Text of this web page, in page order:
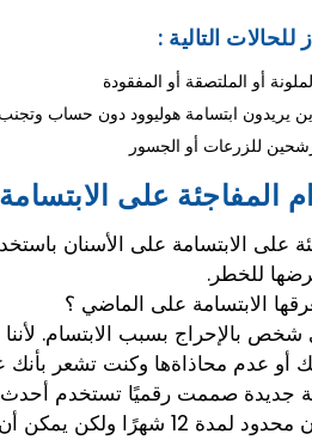
التالية :
أو اﻟﻤﻠﺘﺼﻘﺔ أو اﻟﻤﻔﻘﻮدة
يريدون ابتسامة هوليوود دون حساب
للزرعات أو الجسور
المفاجئة على
للخطر.
الابتسامة على الماضي ؟
شخص بالإحراج بسبب الابتسام.
أو عدم محاذاةها وكنت تشعر
جديدة صممت رقميًا تستخدم أحدث
أن تستمر من 3 إلى 5 سنوات.